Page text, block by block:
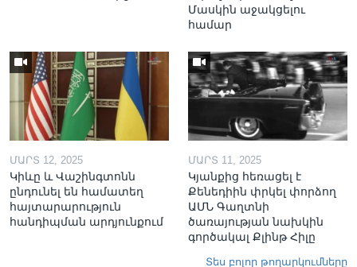
Մասկին աջակցելու
համար
ՄԱՐՏ 12, 2025
Կիևը և Վաշինգտոնն
ընդունել են համատեղ
հայտարարություն
հանդիպման արդյունքում
ՄԱՐՏ 11, 2025
Կյանքից հեռացել է
Քենեդիին փրկել փորձող
ԱՄՆ Գաղտնի
ծառայության նախկին
գործակալ Քլինթ Հիլը
Տես բոլոր թողարկումները